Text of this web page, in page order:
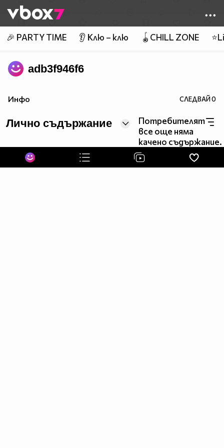
👾
🎉 PARTY TIME 👂 Клю – клю 🪀CHILL ZONE
adb3f946f6
Инфо СЛЕДВАЙ0
Лично съдържание
Потребителят
все още няма
качено съдържание.